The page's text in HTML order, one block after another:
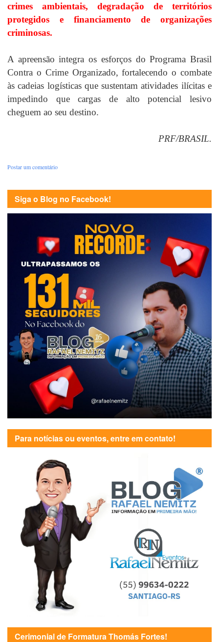
crimes ambientais, degradação de territórios
protegidos e financiamento de organizações
criminosas.
A apreensão integra os esforços do Programa Brasil
Contra o Crime Organizado, fortalecendo o combate
às cadeias logísticas que sustentam atividades ilícitas e
impedindo que cargas de alto potencial lesivo
cheguem ao seu destino.
PRF/BRASIL.
Postar um comentário
Siga o Blog no Facebook!
Para notícias ou eventos, entre em contato!
Cerimonial de Formatura Thomás Fortes!